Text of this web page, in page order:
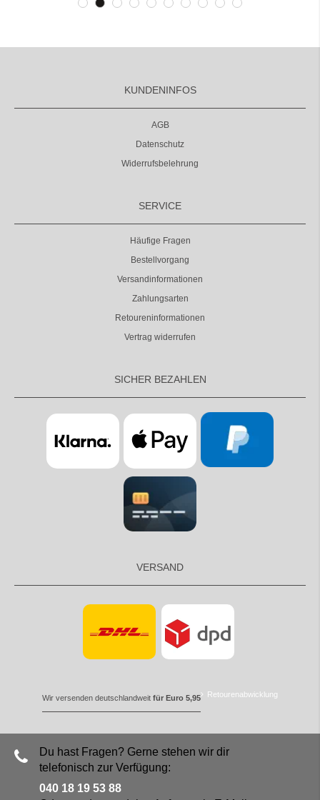
KUNDENINFOS
AGB
Datenschutz
Widerrufsbelehrung
SERVICE
Häufige Fragen
Bestellvorgang
Versandinformationen
Zahlungsarten
Retoureninformationen
Vertrag widerrufen
SICHER BEZAHLEN
VERSAND
Wir versenden deutschlandweit für Euro 5,95 Retourenabwicklung
Du hast Fragen? Gerne stehen wir dir
telefonisch zur Verfügung:
040 18 19 53 88